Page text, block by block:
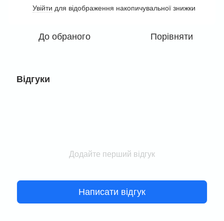
Увійти для відображення накопичувальної знижки
До обраного Порівняти
Відгуки
Додайте перший відгук
Написати відгук